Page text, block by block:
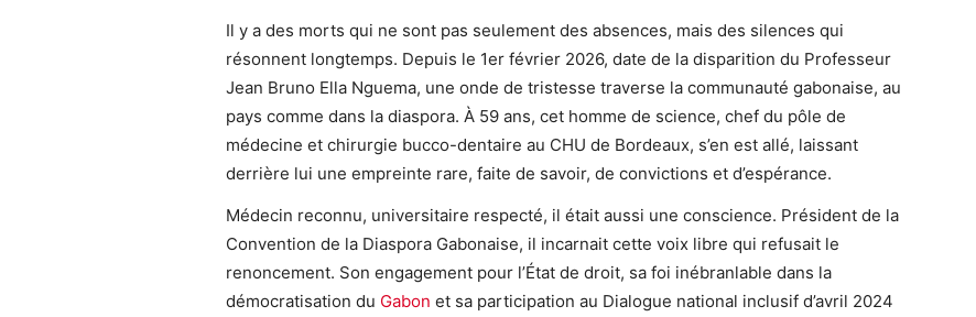
Il y a des morts qui ne sont pas seulement des absences, mais des silences qui
résonnent longtemps. Depuis le 1er février 2026, date de la disparition du Professeur
Jean Bruno Ella Nguema, une onde de tristesse traverse la communauté gabonaise, au
pays comme dans la diaspora. À 59 ans, cet homme de science, chef du pôle de
médecine et chirurgie bucco-dentaire au CHU de Bordeaux, s’en est allé, laissant
derrière lui une empreinte rare, faite de savoir, de convictions et d’espérance.
Médecin reconnu, universitaire respecté, il était aussi une conscience. Président de la
Convention de la Diaspora Gabonaise, il incarnait cette voix libre qui refusait le
renoncement. Son engagement pour l’État de droit, sa foi inébranlable dans la
démocratisation du Gabon et sa participation au Dialogue national inclusif d’avril 2024